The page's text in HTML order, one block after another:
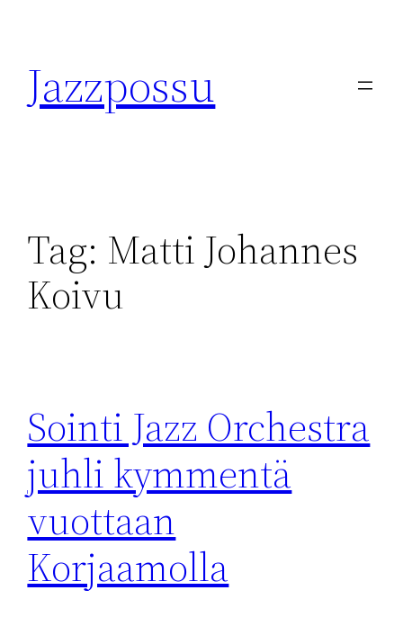
content
Jazzpossu
Tag: Matti Johannes
Koivu
Sointi Jazz Orchestra
juhli kymmentä
vuottaan
Korjaamolla